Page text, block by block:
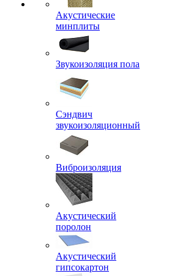
Акустические
минплиты
Звукоизоляция пола
Сэндвич
звукоизоляционный
Виброизоляция
Акустический
поролон
Акустический
гипсокартон